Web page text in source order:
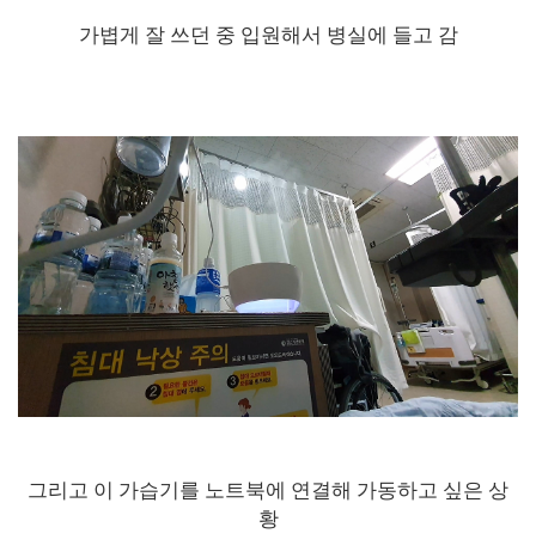
가볍게 잘 쓰던 중 입원해서 병실에 들고 감
그리고 이 가습기를 노트북에 연결해 가동하고 싶은 상
황